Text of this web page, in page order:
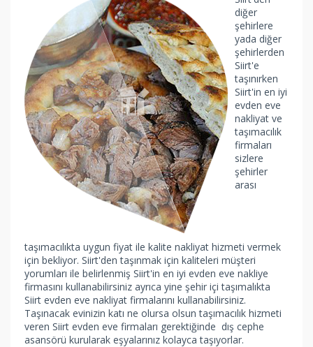
diğer
şehirlere
yada diğer
şehirlerden
Siirt'e
taşınırken
Siirt'in en iyi
evden eve
nakliyat ve
taşımacılık
firmaları
sizlere
şehirler
arası
taşımacılıkta uygun fiyat ile kalite nakliyat hizmeti vermek
için bekliyor. Siirt'den taşınmak için kaliteleri müşteri
yorumları ile belirlenmiş Siirt'in en iyi evden eve nakliye
firmasını kullanabilirsiniz ayrıca yine şehir içi taşımalıkta
Siirt evden eve nakliyat firmalarını kullanabilirsiniz.
Taşınacak evinizin katı ne olursa olsun taşımacılık hizmeti
veren Siirt evden eve firmaları gerektiğinde dış cephe
asansörü kurularak eşyalarınız kolayca taşıyorlar.